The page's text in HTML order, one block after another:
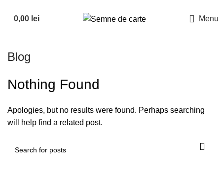
0,00 lei Menu
Blog
Nothing Found
Apologies, but no results were found. Perhaps searching
will help find a related post.